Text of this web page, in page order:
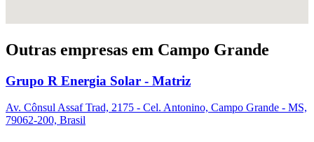
Outras empresas em Campo Grande
Grupo R Energia Solar - Matriz
Av. Cônsul Assaf Trad, 2175 - Cel. Antonino, Campo Grande - MS,
79062-200, Brasil